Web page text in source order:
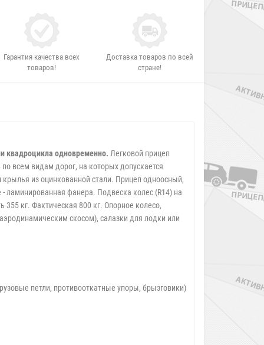
Гарантия качества всех
товаров!
Доставка товаров по всей
стране!
квадроцикла одновременно. Легковой прицеп
всем видам дорог, на которых допускается
из оцинкованной стали. Прицеп одноосный,
фанера. Подвеска колес (R14) на
кг. Фактическая 800 кг. Опорное колесо,
скосом), салазки для лодки или
петли, противооткатные упоры, брызговики)